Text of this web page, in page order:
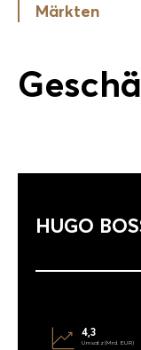
Märkten
HUGO
Umsat z(Mrd. EUR)
4,3